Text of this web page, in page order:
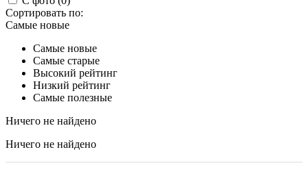
Сортировать по:
Самые новые
Самые новые
Самые старые
Высокий рейтинг
Низкий рейтинг
Самые полезные
Ничего не найдено
Ничего не найдено